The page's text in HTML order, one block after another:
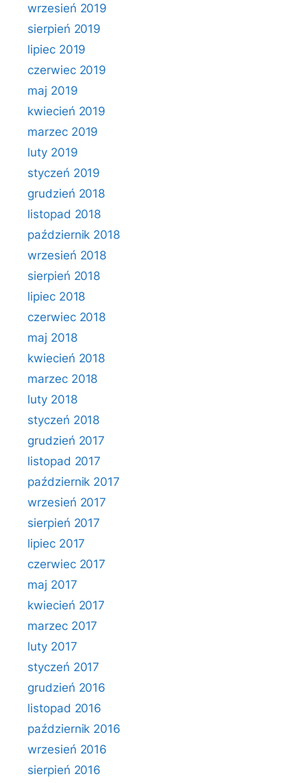
wrzesień 2019
sierpień 2019
lipiec 2019
czerwiec 2019
maj 2019
kwiecień 2019
marzec 2019
luty 2019
styczeń 2019
grudzień 2018
listopad 2018
październik 2018
wrzesień 2018
sierpień 2018
lipiec 2018
czerwiec 2018
maj 2018
kwiecień 2018
marzec 2018
luty 2018
styczeń 2018
grudzień 2017
listopad 2017
październik 2017
wrzesień 2017
sierpień 2017
lipiec 2017
czerwiec 2017
maj 2017
kwiecień 2017
marzec 2017
luty 2017
styczeń 2017
grudzień 2016
listopad 2016
październik 2016
wrzesień 2016
sierpień 2016